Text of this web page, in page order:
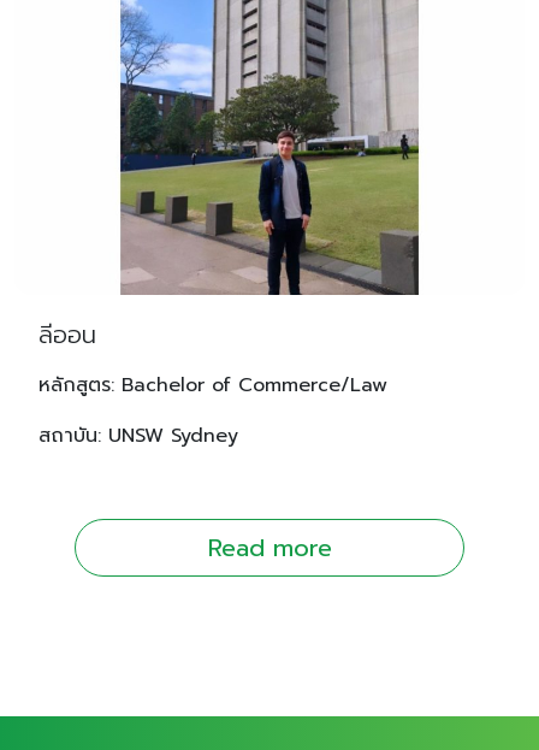
ลีออน
หลักสูตร: Bachelor of Commerce/Law
สถาบัน: UNSW Sydney
Read more